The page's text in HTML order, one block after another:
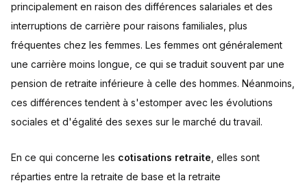
principalement en raison des différences salariales et des
interruptions de carrière pour raisons familiales, plus
fréquentes chez les femmes. Les femmes ont généralement
une carrière moins longue, ce qui se traduit souvent par une
pension de retraite inférieure à celle des hommes. Néanmoins,
ces différences tendent à s'estomper avec les évolutions
sociales et d'égalité des sexes sur le marché du travail.
En ce qui concerne les cotisations retraite , elles sont
réparties entre la retraite de base et la retraite